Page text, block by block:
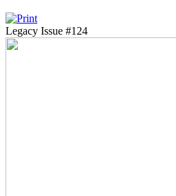
Legacy Issue #124